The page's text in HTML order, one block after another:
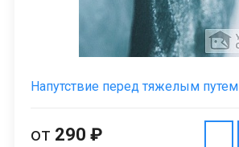
Напутствие перед тяжелым путем
от 290 ₽